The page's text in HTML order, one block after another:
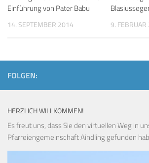
Einführung von Pater Babu
14. SEPTEMBER 2014 9.
FOLGEN:
HERZLICH WILLKOMMEN!
Es freut uns, dass Sie den virtuellen Weg in
Pfarreiengemeinschaft Aindling gefunden